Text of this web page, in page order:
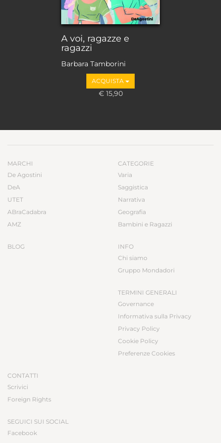
A voi, ragazze e
ragazzi
Barbara Tamborini
ACQUISTA
€ 15,90
MARCHI
De Agostini
DeA
UTET
ABraCadabra
AMZ
BLOG
CATEGORIE
Varia
Saggistica
Narrativa
Geografia
Bambini e Ragazzi
INFO
Chi siamo
Gruppo Mondadori
TERMINI GENERALI
Governance
Informativa sulla Privacy
Privacy Policy
Cookie Policy
Preferenze Cookies
CONTATTI
Scrivici
Foreign Rights
SEGUICI SUI SOCIAL
Facebook